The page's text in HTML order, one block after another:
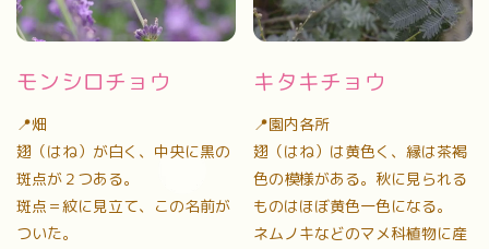
モンシロチョウ
📍畑
翅（はね）が白く、中央に黒の
斑点が２つある。
斑点＝紋に見立て、この名前が
ついた。
キタキチョウ
📍園内各所
翅（はね）は黄色く、縁は茶褐
色の模様がある。秋に見られる
ものはほぼ黄色一色になる。
ネムノキなどのマメ科植物に産